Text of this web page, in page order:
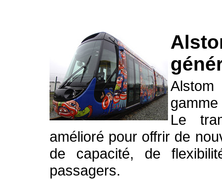
Le
amélioré pour offrir de
de capacité, de
passagers.